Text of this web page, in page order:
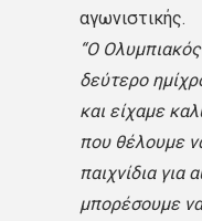
αγωνιστικής.
“Ο
δεύτερο
και είχαμε
που θέλουμε
παιχνίδια για
μπορέσουμε